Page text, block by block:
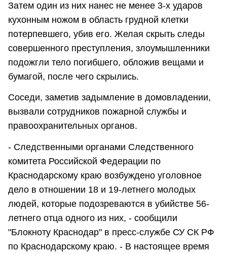
Затем один из них нанес не менее 3-х ударов
кухонным ножом в область грудной клетки
потерпевшего, убив его. Желая скрыть следы
совершенного преступления, злоумышленники
подожгли тело погибшего, обложив вещами и
бумагой, после чего скрылись.
Соседи, заметив задымление в домовладении,
вызвали сотрудников пожарной службы и
правоохранительных органов.
- Следственными органами Следственного
комитета Российской Федерации по
Краснодарскому краю возбуждено уголовное
дело в отношении 18 и 19-летнего молодых
людей, которые подозреваются в убийстве 56-
летнего отца одного из них, - сообщили
"Блокноту Краснодар" в пресс-службе СУ СК РФ
по Краснодарскому краю. - В настоящее время